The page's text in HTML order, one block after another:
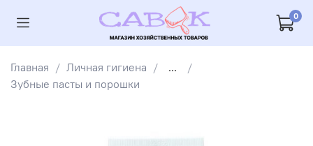
0
Главная Личная гигиена
...
Зубные пасты и порошки